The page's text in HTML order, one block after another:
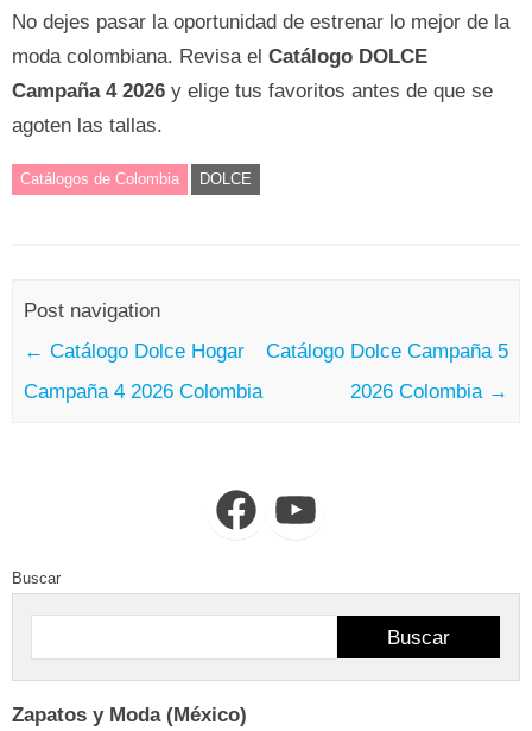
No dejes pasar la oportunidad de estrenar lo mejor de la
moda colombiana. Revisa el Catálogo DOLCE
Campaña 4 2026 y elige tus favoritos antes de que se
agoten las tallas.
Catálogos de Colombia DOLCE
Post navigation
← Catálogo Dolce Hogar
Campaña 4 2026 Colombia
Catálogo Dolce Campaña 5
2026 Colombia →
FacebookYouTube
Buscar
Buscar
Zapatos y Moda (México)